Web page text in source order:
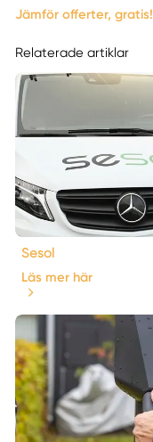
Jämför offerter, gratis!
Relaterade artiklar
Sesol
Läs mer här